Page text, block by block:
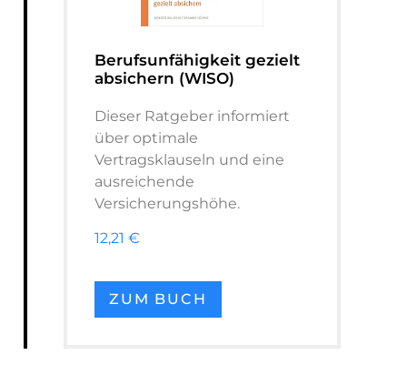
Berufsunfähigkeit gezielt
absichern (WISO)
Dieser Ratgeber informiert
über optimale
Vertragsklauseln und eine
ausreichende
Versicherungshöhe.
12,21 €
ZUM BUCH